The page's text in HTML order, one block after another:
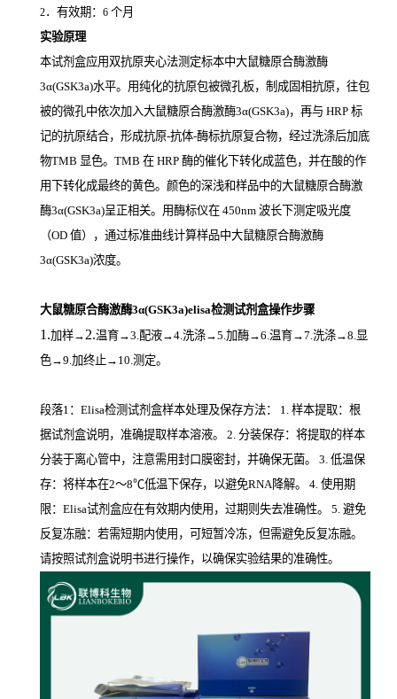
2．有效期： 6 个月
实验原理
本试剂盒应用双抗原夹心法测定标本中大鼠糖原合酶激酶
3α(GSK3a)水平。用纯化的抗原包被微孔板，制成固相抗原，往包
被的微孔中依次加入大鼠糖原合酶激酶3α(GSK3a)，再与 HRP 标
记的抗原结合，形成抗原-抗体-酶标抗原复合物，经过洗涤后加底
物TMB 显色。 TMB 在 HRP 酶的催化下转化成蓝色，并在酸的作
用下转化成最终的黄色。颜色的深浅和样品中的大鼠糖原合酶激
酶3α(GSK3a)呈正相关。用酶标仪在 450nm 波长下测定吸光度
（OD 值），通过标准曲线计算样品中大鼠糖原合酶激酶
3α(GSK3a)浓度。
大鼠糖原合酶激酶3α(GSK3a)elisa检测试剂盒操作步骤
1.加样→ 2.温育→3.配液→4.洗涤→5.加酶→6.温育→7.洗涤→8.显
色→9.加终止→10.测定。
段落1：Elisa检测试剂盒样本处理及保存方法： 1. 样本提取：根
据试剂盒说明，准确提取样本溶液。 2. 分装保存：将提取的样本
分装于离心管中，注意需用封口膜密封，并确保无菌。 3. 低温保
存：将样本在2～8℃低温下保存，以避免RNA降解。 4. 使用期
限：Elisa试剂盒应在有效期内使用，过期则失去准确性。 5. 避免
反复冻融：若需短期内使用，可短暂冷冻，但需避免反复冻融。
请按照试剂盒说明书进行操作，以确保实验结果的准确性。